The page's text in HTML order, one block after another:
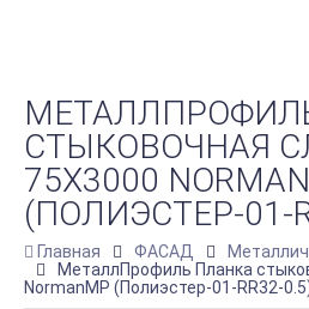
СТЫКОВОЧНАЯ
75Х3000
(ПОЛИЭСТЕР-01-
Главная ФАСАД
МеталлПрофиль Планка
NormanMP (Полиэстер-01-RR32-